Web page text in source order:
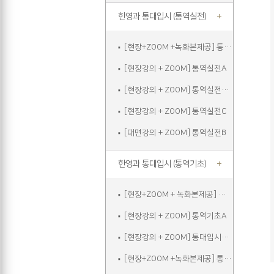
한영과 통대입시 (통역실전)
[현장+ZOOM +녹화본제공] 통역실전A
[현장강의 + ZOOM] 통역실전A
[현장강의 + ZOOM] 통역실전주말
[현장강의 + ZOOM] 통역실전C
[대면강의 + ZOOM] 통역실전B
한영과 통대입시 (통역기초)
[현장+ZOOM + 녹화본제공] 통역기초A
[현장강의 + ZOOM] 통역기초A
[현장강의 + ZOOM] 통대입시입문
[현장+ZOOM +녹화본제공] 통역기초주말